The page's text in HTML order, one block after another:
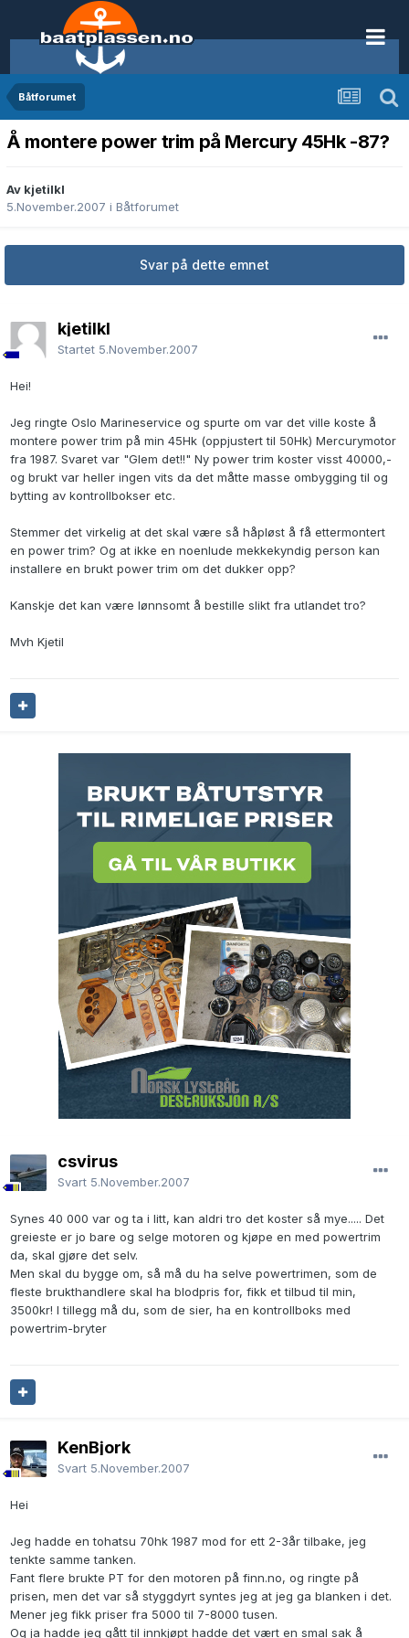
Båtforumet
Å montere power trim på Mercury 45Hk -87?
Av kjetilkl
5.November.2007 i Båtforumet
Svar på dette emnet
kjetilkl
Startet 5.November.2007
Hei!
Jeg ringte Oslo Marineservice og spurte om var det ville koste å
montere power trim på min 45Hk (oppjustert til 50Hk) Mercurymotor
fra 1987. Svaret var "Glem det!!" Ny power trim koster visst 40000,-
og brukt var heller ingen vits da det måtte masse ombygging til og
bytting av kontrollbokser etc.
Stemmer det virkelig at det skal være så håpløst å få ettermontert
en power trim? Og at ikke en noenlude mekkekyndig person kan
installere en brukt power trim om det dukker opp?
Kanskje det kan være lønnsomt å bestille slikt fra utlandet tro?
Mvh Kjetil
csvirus
Svart 5.November.2007
Synes 40 000 var og ta i litt, kan aldri tro det koster så mye..... Det
greieste er jo bare og selge motoren og kjøpe en med powertrim
da, skal gjøre det selv.
Men skal du bygge om, så må du ha selve powertrimen, som de
fleste brukthandlere skal ha blodpris for, fikk et tilbud til min,
3500kr! I tillegg må du, som de sier, ha en kontrollboks med
powertrim-bryter
KenBjork
Svart 5.November.2007
Hei
Jeg hadde en tohatsu 70hk 1987 mod for ett 2-3år tilbake, jeg
tenkte samme tanken.
Fant flere brukte PT for den motoren på finn.no, og ringte på
prisen, men det var så styggdyrt syntes jeg at jeg ga blanken i det.
Mener jeg fikk priser fra 5000 til 7-8000 tusen.
Og ja hadde jeg gått til innkjøpt hadde det vært en smal sak å